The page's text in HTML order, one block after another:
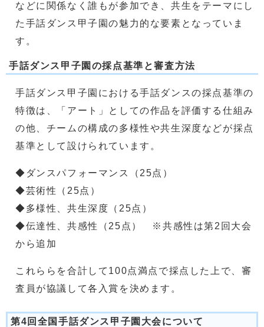
などに関係なく誰もが参加でき、共生をテーマにし
た手話ダンス甲子園の魅力的な要素となっていま
す。
手話ダンス甲子園の採点基準と審査方法
手話ダンス甲子園における手話ダンスの採点基準の
特徴は、「アート」としての作品を評価する仕組み
の他、チームの構成の多様性や共生深度などが採点
基準として設けられています。
◆ダンスパフォーマンス（25点）
◆芸術性（25点）
◆多様性、共生深度（25点）
◆伝達性、共感性（25点） ※共感性は第2回大会
から追加
これららを合計して100点満点で採点した上で、審
査員が協議して各入賞を決めます。
第4回全国手話ダンス甲子園大会について